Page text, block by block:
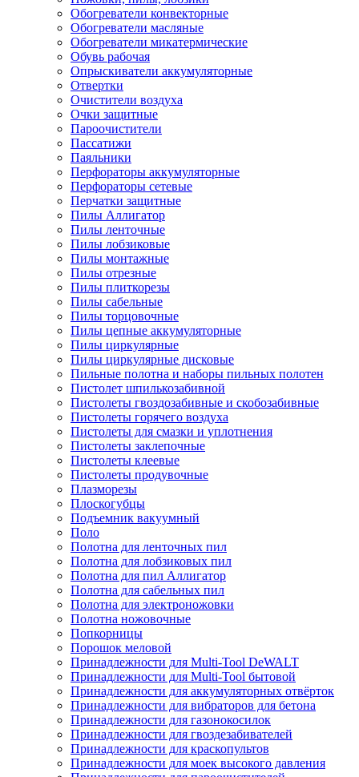
Обогреватели конвекторные
Обогреватели масляные
Обогреватели микатермические
Обувь рабочая
Опрыскиватели аккумуляторные
Отвертки
Очистители воздуха
Очки защитные
Пароочистители
Пассатижи
Паяльники
Перфораторы аккумуляторные
Перфораторы сетевые
Перчатки защитные
Пилы Аллигатор
Пилы ленточные
Пилы лобзиковые
Пилы монтажные
Пилы отрезные
Пилы плиткорезы
Пилы сабельные
Пилы торцовочные
Пилы цепные аккумуляторные
Пилы циркулярные
Пилы циркулярные дисковые
Пильные полотна и наборы пильных полотен
Пистолет шпилькозабивной
Пистолеты гвоздозабивные и скобозабивные
Пистолеты горячего воздуха
Пистолеты для смазки и уплотнения
Пистолеты заклепочные
Пистолеты клеевые
Пистолеты продувочные
Плазморезы
Плоскогубцы
Подъемник вакуумный
Поло
Полотна для ленточных пил
Полотна для лобзиковых пил
Полотна для пил Аллигатор
Полотна для сабельных пил
Полотна для электроножовки
Полотна ножовочные
Попкорницы
Порошок меловой
Принадлежности для Multi-Tool DeWALT
Принадлежности для Multi-Tool бытовой
Принадлежности для аккумуляторных отвёрток
Принадлежности для вибраторов для бетона
Принадлежности для газонокосилок
Принадлежности для гвоздезабивателей
Принадлежности для краскопультов
Принадлежности для моек высокого давления